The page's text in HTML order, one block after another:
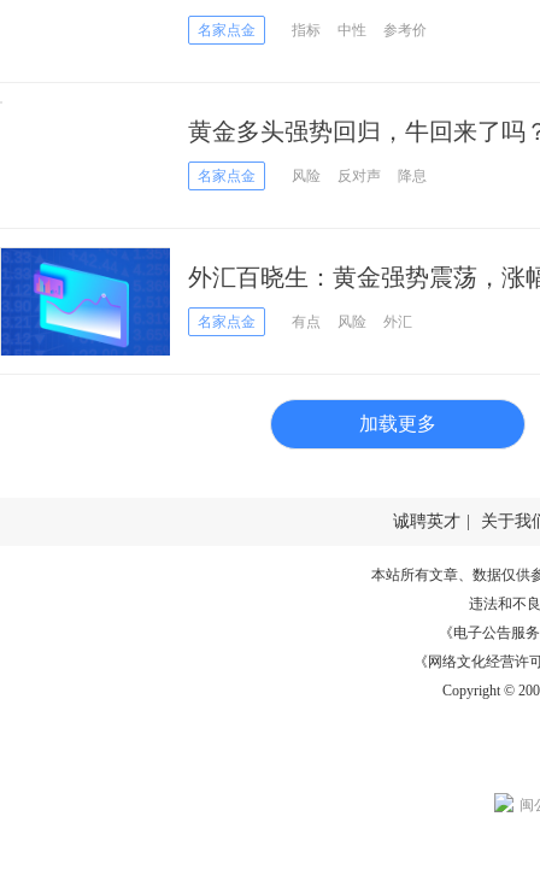
名家点金 指标 中性 参考价
黄金多头强势回归，牛回来了吗
名家点金 风险 反对声 降息
外汇百晓生：黄金强势震荡，涨
名家点金 有点 风险 外汇
加载更多
诚聘英才 关于我
本站所有文章、数据仅供
违法和不
《电子公告服务
《网络文化经营许
Copyright ©
闽